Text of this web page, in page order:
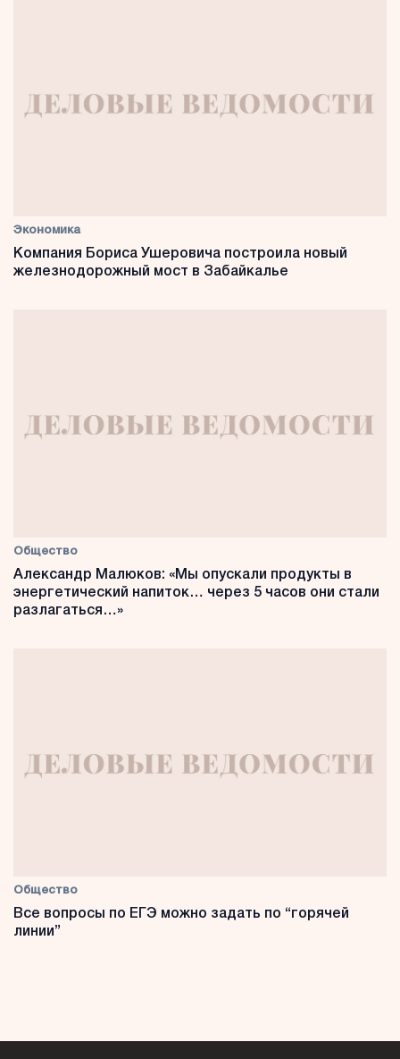
Экономика
Компания Бориса Ушеровича построила новый
железнодорожный мост в Забайкалье
Общество
Александр Малюков: «Мы опускали продукты в
энергетический напиток… через 5 часов они стали
разлагаться…»
Общество
Все вопросы по ЕГЭ можно задать по “горячей
линии”